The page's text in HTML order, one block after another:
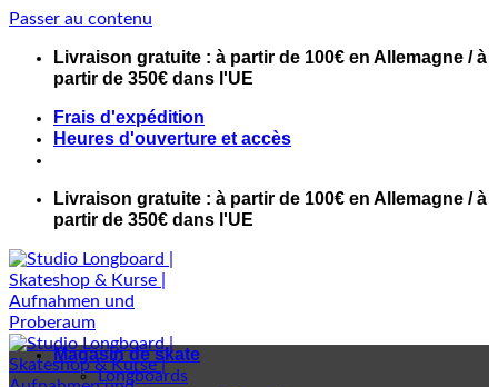
Passer au contenu
Livraison gratuite : à partir de 100€ en Allemagne / à
partir de 350€ dans l'UE
Frais d'expédition
Heures d'ouverture et accès
Livraison gratuite : à partir de 100€ en Allemagne / à
partir de 350€ dans l'UE
Magasin de skate
Longboards